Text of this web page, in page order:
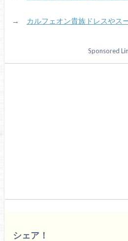
→ カルフェオン貴族ドレスやス
Sponsored
シェア！